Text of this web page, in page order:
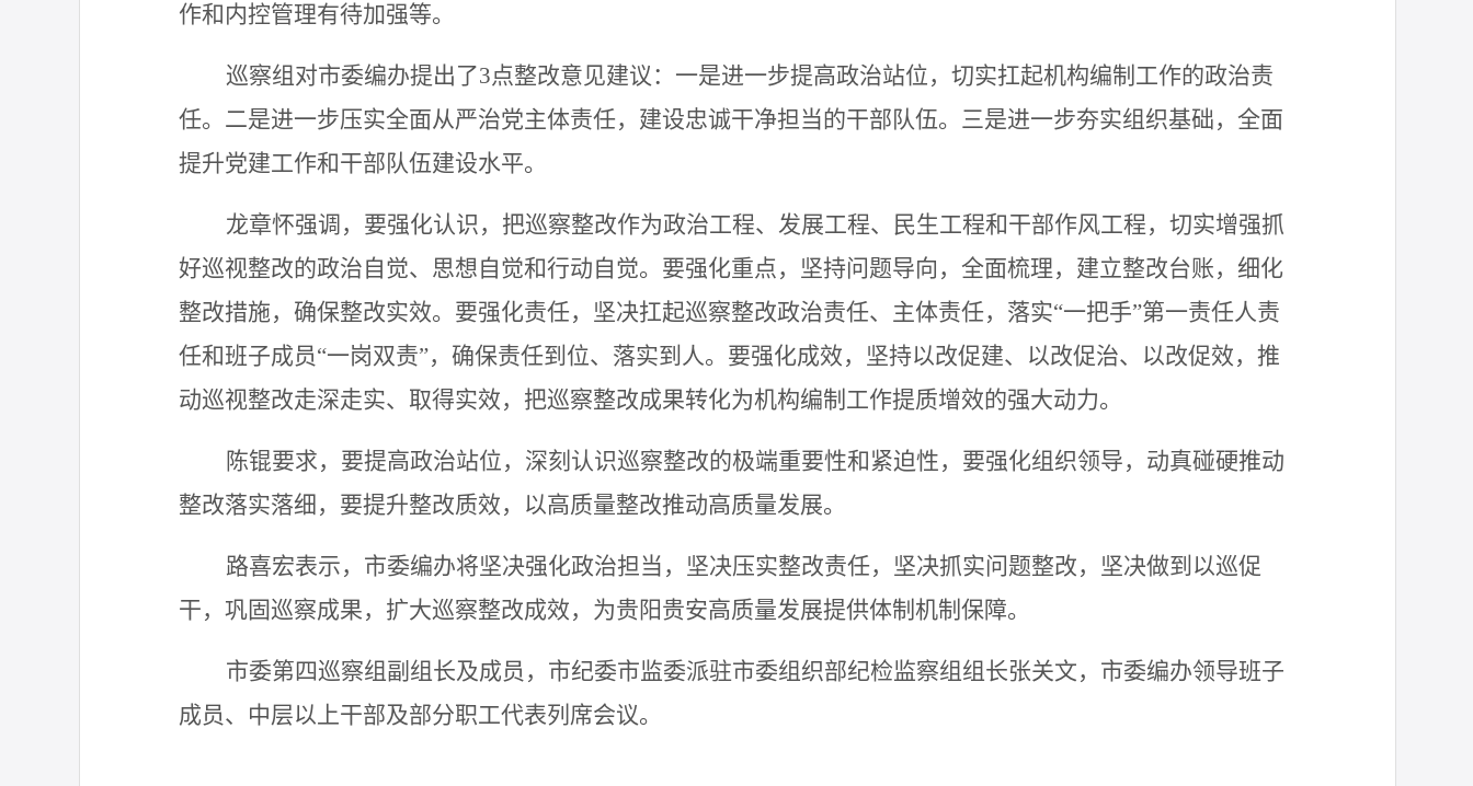
作和内控管理有待加强等。
巡察组对市委编办提出了3点整改意见建议：一是进一步提高政治站位，切实扛起机构编制工作的政治责
任。 二是进一步压实全面从严治党主体责任，建设忠诚干净担当的干部队伍。 三是进一步夯实组织基础，全面
提升党建工作和干部队伍建设水平。
龙章怀强调， 要强化认识 ，把巡察整改作为政治工程、发展工程、民生工程和干部作风工程，切实增强抓
好巡视整改的政治自觉、思想自觉和行动自觉。要强化重点，坚持问题导向，全面梳理，建立整改台账，细化
整改措施，确保整改实效。要强化责任，坚决扛起巡察整改政治责任、主体责任，落实“一把手”第一责任人责
任和班子成员“一岗双责”，确保责任到位、落实到人。要强化成效，坚持以改促建、以改促治、以改促效，推
动巡视整改走深走实、取得实效，把巡察整改成果转化为机构编制工作提质增效的强大动力。
陈锟要求， 要提高政治站位，深刻认识巡察整改的极端重要性和紧迫性，要强化组织领导，动真碰硬推动
整改落实落细，要提升整改质效，以高质量整改推动高质量发展。
路喜宏表示， 市委编办将坚决强化政治担当 ， 坚决压实整改责任， 坚决抓实问题整改， 坚决做到以巡促
干，巩固巡察成果，扩大巡察整改成效，为贵阳贵安高质量发展提供体制机制保障。
市委第四巡察组 副组长及成员 ， 市纪委市监委派驻市委组织部纪检监察组组长张关文，市委编办领导班子
成员、中层以上干部及部分职工代表列席会议。